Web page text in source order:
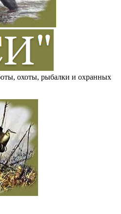
охоты, рыбалки и охранных